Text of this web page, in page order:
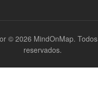
© 2026 MindOnMap.
reservados.